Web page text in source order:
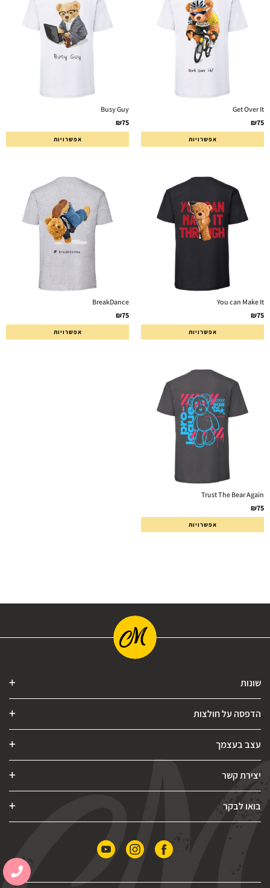
Get Over It
₪75
אפשרויות
Busy Guy
₪75
אפשרויות
You can Make It
₪75
אפשרויות
BreakDance
₪75
אפשרויות
Trust The Bear Again
₪75
אפשרויות
שונות
הדפסה על חולצות
עצב בעצמך
יצירת קשר
בואו לבקר